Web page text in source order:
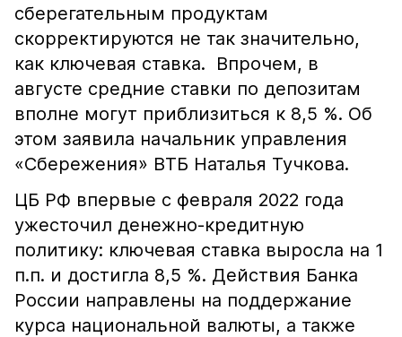
сберегательным продуктам
скорректируются не так значительно,
как ключевая ставка. Впрочем, в
августе средние ставки по депозитам
вполне могут приблизиться к 8,5 %. Об
этом заявила начальник управления
«Сбережения» ВТБ Наталья Тучкова.
ЦБ РФ впервые с февраля 2022 года
ужесточил денежно-кредитную
политику: ключевая ставка выросла на 1
п.п. и достигла 8,5 %. Действия Банка
России направлены на поддержание
курса национальной валюты, а также